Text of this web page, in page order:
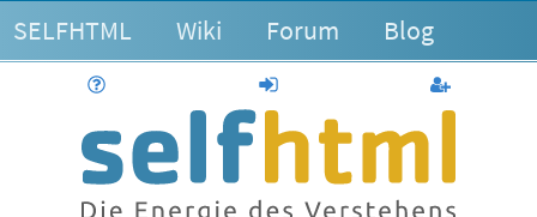
SELFHTML Wiki Forum Blog
anmelden